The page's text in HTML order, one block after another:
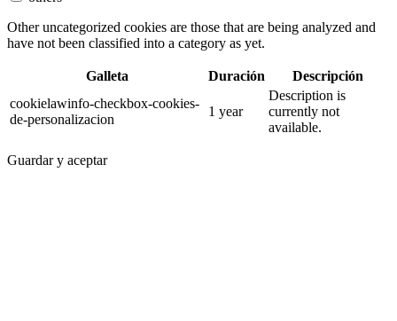
Other uncategorized cookies are those that are being analyzed and
have not been classified into a category as yet.
Galleta Duración
Descripción
cookielawinfo-checkbox-cookies-
de-personalizacion
1 year
Description is
currently not
available.
Guardar y aceptar